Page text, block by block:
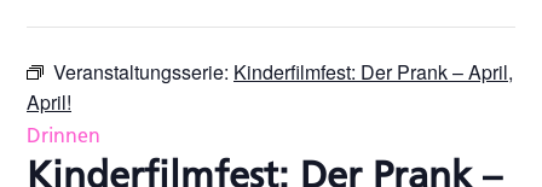
Veranstaltungsserie: Kinderfilmfest: Der Prank – April,
April!
Drinnen
Kinderfilmfest: Der Prank –